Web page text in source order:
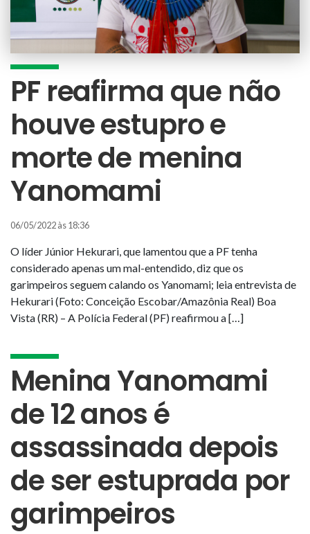
PF reafirma que não
houve estupro e
morte de menina
Yanomami
06/05/2022 às 18:36
O líder Júnior Hekurari, que lamentou que a PF tenha
considerado apenas um mal-entendido, diz que os
garimpeiros seguem calando os Yanomami; leia entrevista de
Hekurari (Foto: Conceição Escobar/Amazônia Real) Boa
Vista (RR) – A Polícia Federal (PF) reafirmou a […]
Menina Yanomami
de 12 anos é
assassinada depois
de ser estuprada por
garimpeiros